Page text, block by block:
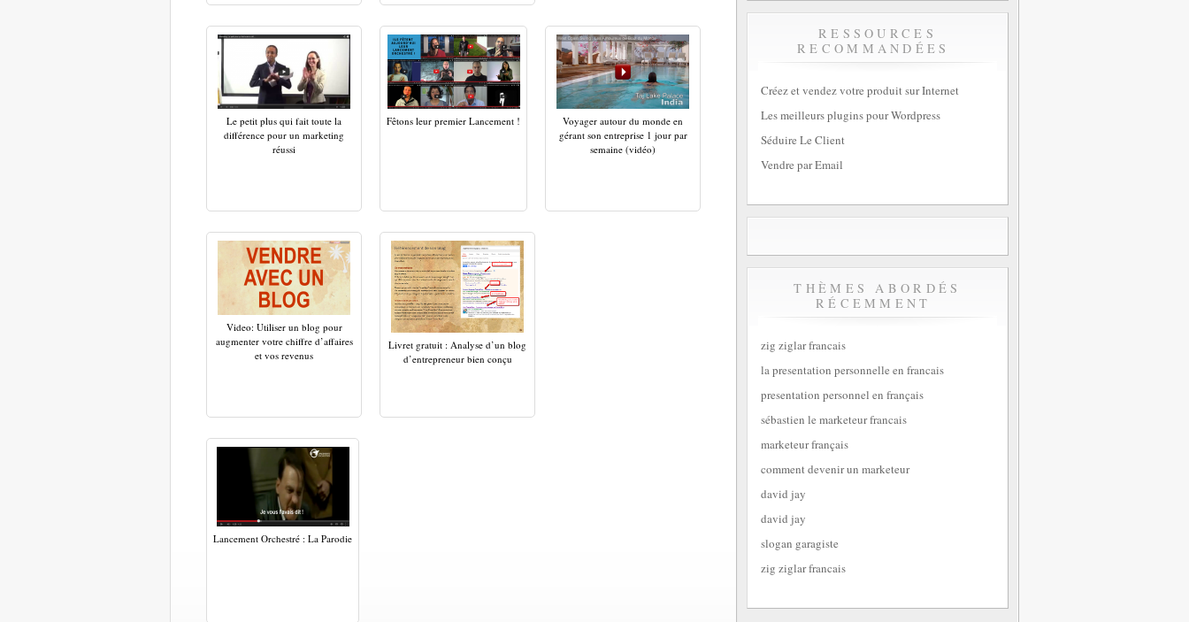
Le petit plus qui fait toute la
différence pour un marketing
réussi
Fêtons leur premier Lancement !
Voyager autour du monde en
gérant son entreprise 1 jour par
semaine (vidéo)
Video: Utiliser un blog pour
augmenter votre chiffre d’affaires
et vos revenus
Livret gratuit : Analyse d’un blog
d’entrepreneur bien conçu
Lancement Orchestré : La Parodie
RESSOURCES
RECOMMANDÉES
Créez et vendez votre produit sur Internet
Les meilleurs plugins pour Wordpress
Séduire Le Client
Vendre par Email
THÈMES ABORDÉS
RÉCEMMENT
zig ziglar francais
la presentation personnelle en francais
presentation personnel en français
sébastien le marketeur francais
marketeur français
comment devenir un marketeur
david jay
david jay
slogan garagiste
zig ziglar francais